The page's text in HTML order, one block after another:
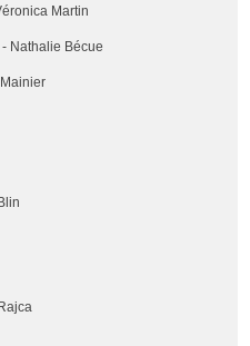
Martin
Nathalie Bécue